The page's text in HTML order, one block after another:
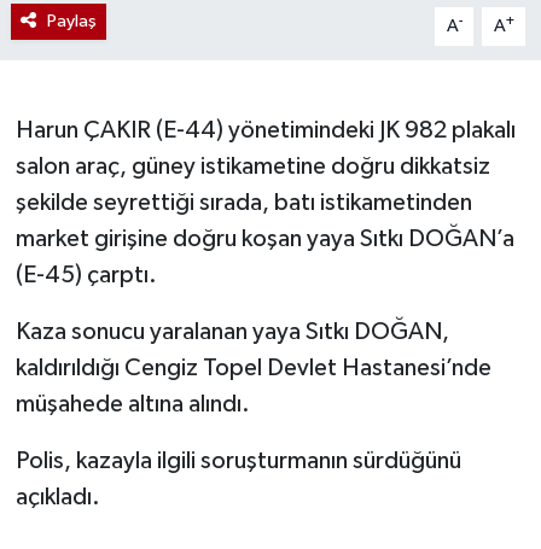
Paylaş A- A+
Harun ÇAKIR (E-44) yönetimindeki JK 982 plakalı
salon araç, güney istikametine doğru dikkatsiz
şekilde seyrettiği sırada, batı istikametinden
market girişine doğru koşan yaya Sıtkı DOĞAN’a
(E-45) çarptı.
Kaza sonucu yaralanan yaya Sıtkı DOĞAN,
kaldırıldığı Cengiz Topel Devlet Hastanesi’nde
müşahede altına alındı.
Polis, kazayla ilgili soruşturmanın sürdüğünü
açıkladı.